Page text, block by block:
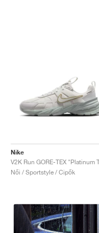
Nike
Női / Sportstyle / Cipők